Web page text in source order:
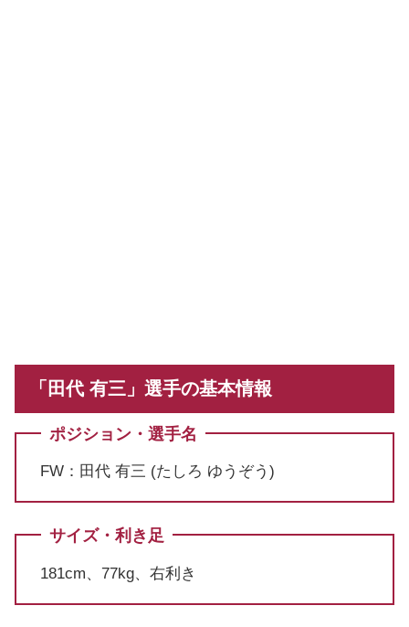
「田代 有三」選手の基本情報
ポジション・選手名
FW：田代 有三 (たしろ ゆうぞう)
サイズ・利き足
181cm、77kg、右利き